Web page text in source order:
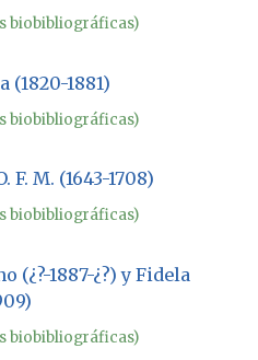
biobibliográficas)
(1820-1881)
biobibliográficas)
F. M. (1643-1708)
biobibliográficas)
(¿?-1887-¿?) y Fidela
biobibliográficas)